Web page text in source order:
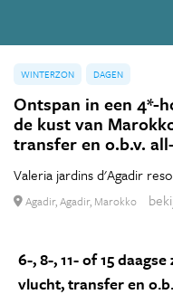
WINTERZON DAGEN
Ontspan in een 4*-
de kust van
transfer en o.b.v.
Valeria jardins d'Agadir
Agadir, Agadir, Marokko
6-, 8-, 11- of 15
vlucht, transfer en